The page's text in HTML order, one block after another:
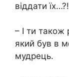
віддати їх…?!
– І ти також
який був в
мудрець.